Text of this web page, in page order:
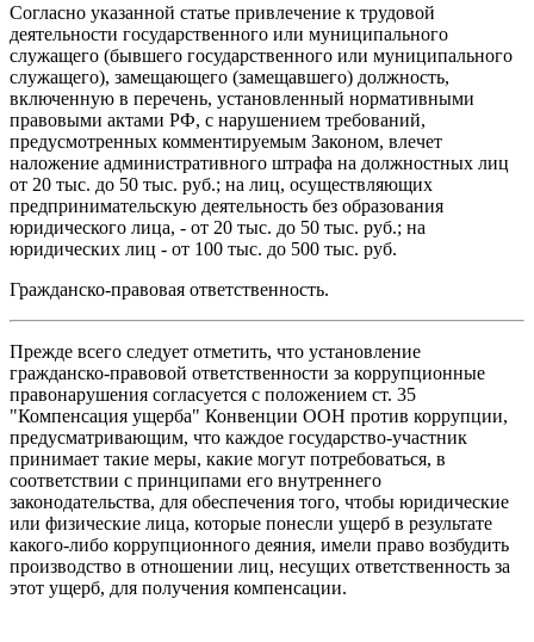
Согласно указанной статье привлечение к трудовой
деятельности государственного или муниципального
служащего (бывшего государственного или муниципального
служащего), замещающего (замещавшего) должность,
включенную в перечень, установленный нормативными
правовыми актами РФ, с нарушением требований,
предусмотренных комментируемым Законом, влечет
наложение административного штрафа на должностных лиц
от 20 тыс. до 50 тыс. руб.; на лиц, осуществляющих
предпринимательскую деятельность без образования
юридического лица, - от 20 тыс. до 50 тыс. руб.; на
юридических лиц - от 100 тыс. до 500 тыс. руб.
Гражданско-правовая ответственность.
Прежде всего следует отметить, что установление
гражданско-правовой ответственности за коррупционные
правонарушения согласуется с положением ст. 35
"Компенсация ущерба" Конвенции ООН против коррупции,
предусматривающим, что каждое государство-участник
принимает такие меры, какие могут потребоваться, в
соответствии с принципами его внутреннего
законодательства, для обеспечения того, чтобы юридические
или физические лица, которые понесли ущерб в результате
какого-либо коррупционного деяния, имели право возбудить
производство в отношении лиц, несущих ответственность за
этот ущерб, для получения компенсации.